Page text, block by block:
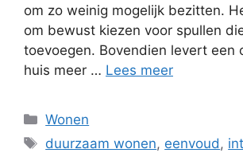
om zo weinig mogelijk bezitten.
om bewust kiezen voor spullen
toevoegen. Bovendien levert een
huis meer … Lees meer
Categorieën
Wonen
Tags
duurzaam wonen, eenvoud,